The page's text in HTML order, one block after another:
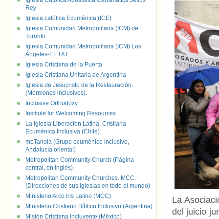
La
del juicio
Rey
Iglesia católica Ecuménica (ICE)
Iglesia Comunidad Metropolitana (ICM) de
Toronto
Iglesia Comunidad Metropolitana (ICM) Los
Ángeles-EE.UU.
Iglesia Cristiana de la Puerta
Iglesia Cristiana Unitaria de Argentina
Iglesia de Jesucristo de la Restauración.
(Mormones inclusivos).
Inclusive Orthodoxy
Institute for Welcoming Resources
La Iglesia Liberación Latina, Cristiana
Ecuménica Inclusiva (Chile)
meTanoia (Grupo ecuménico inclusivo,
Andalucía oriental)
Metropolitan Community Church (Página
central, en inglés)
Metropolitan Community Churches. MCC.
(Direcciones de sus iglesias en todo el mundo)
Ministerio Arco Iris Latino (MCC)
Ministerio Cristiano Bíblico Inclusivo (Argentina)
Misión Cristiana Incluyente (México)